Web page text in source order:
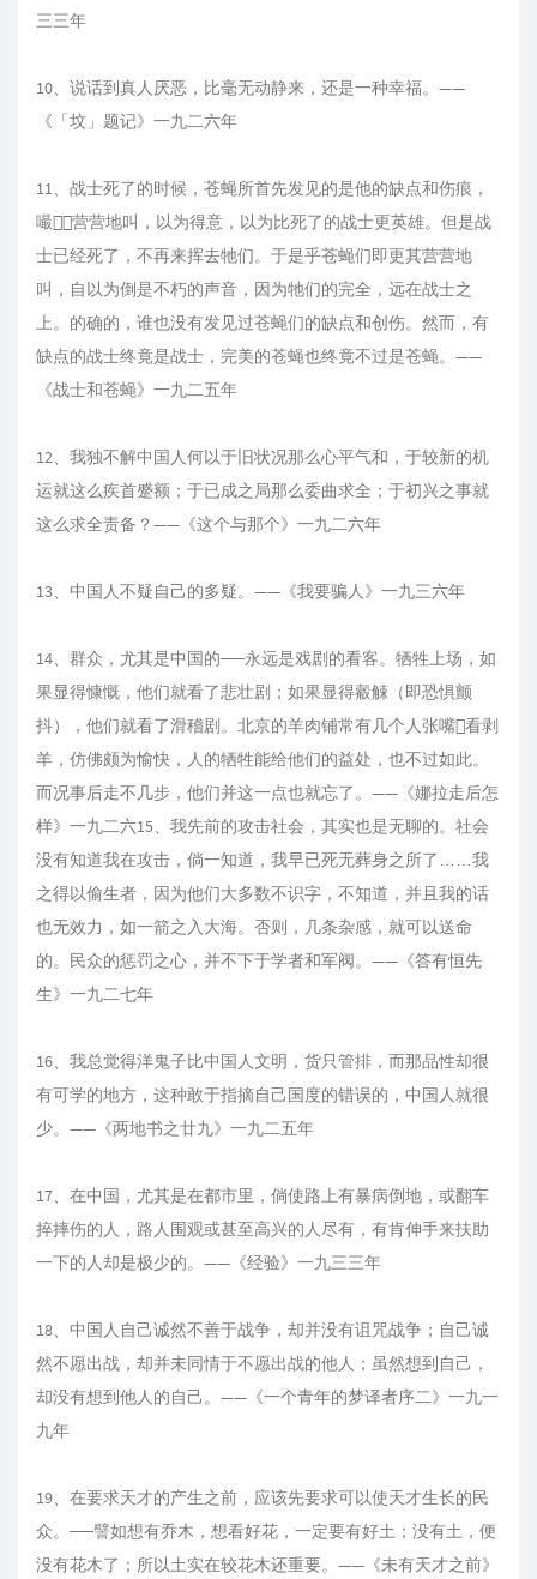
三三年
10、说话到真人厌恶，比毫无动静来，还是一种幸福。——
《「坟」题记》一九二六年
11、战士死了的时候，苍蝇所首先发见的是他的缺点和伤痕，
嘬，营营地叫，以为得意，以为比死了的战士更英雄。但是战
士已经死了，不再来挥去牠们。于是乎苍蝇们即更其营营地
叫，自以为倒是不朽的声音，因为牠们的完全，远在战士之
上。的确的，谁也没有发见过苍蝇们的缺点和创伤。然而，有
缺点的战士终竟是战士，完美的苍蝇也终竟不过是苍蝇。——
《战士和苍蝇》一九二五年
12、我独不解中国人何以于旧状况那么心平气和，于较新的机
运就这么疾首蹙额；于已成之局那么委曲求全；于初兴之事就
这么求全责备？——《这个与那个》一九二六年
13、中国人不疑自己的多疑。——《我要骗人》一九三六年
14、群众，尤其是中国的──永远是戏剧的看客。牺牲上场，如
果显得慷慨，他们就看了悲壮剧；如果显得觳觫（即恐惧颤
抖），他们就看了滑稽剧。北京的羊肉铺常有几个人张嘴看剥
羊，仿佛颇为愉快，人的牺牲能给他们的益处，也不过如此。
而况事后走不几步，他们并这一点也就忘了。——《娜拉走后怎
样》一九二六15、我先前的攻击社会，其实也是无聊的。社会
没有知道我在攻击，倘一知道，我早已死无葬身之所了……我
之得以偷生者，因为他们大多数不识字，不知道，并且我的话
也无效力，如一箭之入大海。否则，几条杂感，就可以送命
的。民众的惩罚之心，并不下于学者和军阀。——《答有恒先
生》一九二七年
16、我总觉得洋鬼子比中国人文明，货只管排，而那品性却很
有可学的地方，这种敢于指摘自己国度的错误的，中国人就很
少。——《两地书之廿九》一九二五年
17、在中国，尤其是在都市里，倘使路上有暴病倒地，或翻车
捽摔伤的人，路人围观或甚至高兴的人尽有，有肯伸手来扶助
一下的人却是极少的。——《经验》一九三三年
18、中国人自己诚然不善于战争，却并没有诅咒战争；自己诚
然不愿出战，却并未同情于不愿出战的他人；虽然想到自己，
却没有想到他人的自己。——《一个青年的梦译者序二》一九一
九年
19、在要求天才的产生之前，应该先要求可以使天才生长的民
众。──譬如想有乔木，想看好花，一定要有好土；没有土，便
没有花木了；所以土实在较花木还重要。——《未有天才之前》